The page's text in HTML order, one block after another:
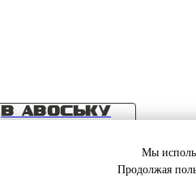
Мы
Продолжая
В АВОСЬКУ